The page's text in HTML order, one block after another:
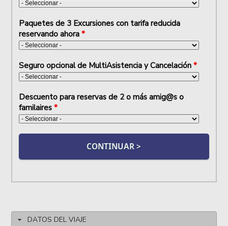
Paquetes de 3 Excursiones con tarifa reducida
reservando ahora*
Seguro opcional de MultiAsistencia y Cancelación*
Descuento para reservas de 2 o más amig@s o
familaires*
DATOS DEL VIAJE